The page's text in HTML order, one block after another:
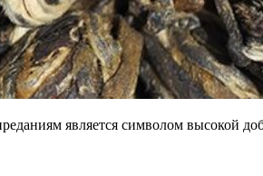
является символом высокой